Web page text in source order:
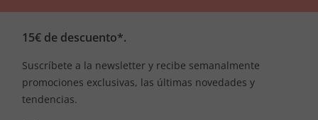
15€ de descuento*.
Suscríbete a la newsletter y recibe semanalmente
promociones exclusivas, las últimas novedades y
tendencias.